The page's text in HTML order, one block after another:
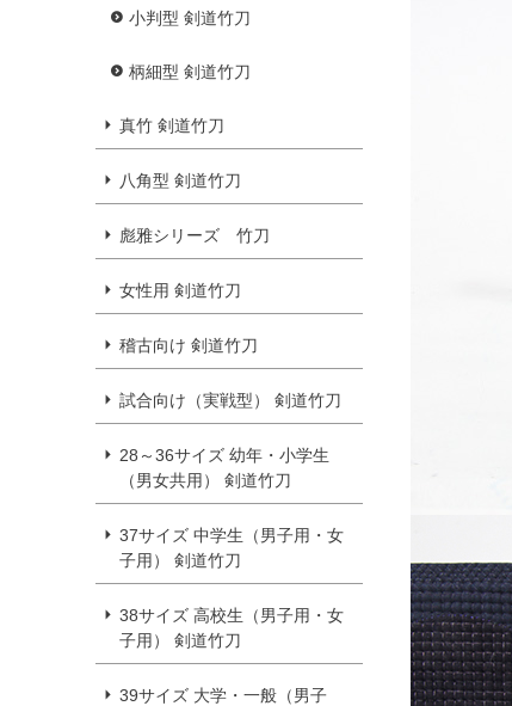
小判型 剣道竹刀
柄細型 剣道竹刀
真竹 剣道竹刀
八角型 剣道竹刀
彪雅シリーズ 竹刀
女性用 剣道竹刀
稽古向け 剣道竹刀
試合向け（実戦型） 剣道竹刀
28～36サイズ 幼年・小学生
（男女共用） 剣道竹刀
37サイズ 中学生（男子用・女
子用） 剣道竹刀
38サイズ 高校生（男子用・女
子用） 剣道竹刀
39サイズ 大学・一般（男子